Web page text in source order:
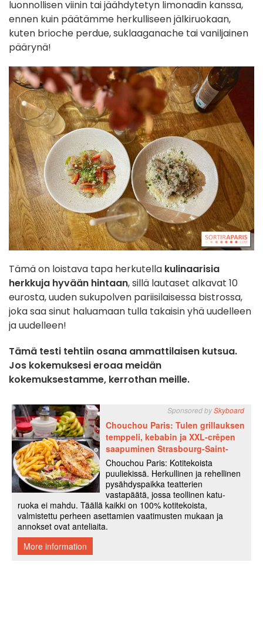
luonnollisen viinin tai jäähdytetyn limonadin kanssa,
ennen kuin päätämme herkulliseen jälkiruokaan,
kuten brioche perdue, suklaaganache tai vaniljainen
päärynä!
Tämä on loistava tapa herkutella kulinaarisia
herkkuja hyvään hintaan, sillä lautaset alkavat 10
eurosta, uuden sukupolven pariisilaisessa bistrossa,
joka saa sinut haluamaan tulla takaisin yhä uudelleen
ja uudelleen!
Tämä testi tehtiin osana ammattilaisen kutsua.
Jos kokemuksesi eroaa meidän
kokemuksestamme, kerrothan meille.